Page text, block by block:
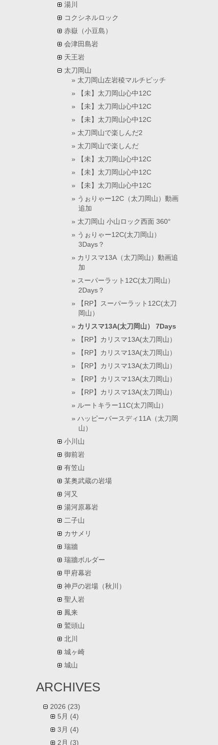
湯川
コクシネルロック
赤嶽（小豆島）
会津田島岩
天王岩
太刀岡山
太刀岡山左岩稜マルチピッチ
【未】太刀岡山心中12C
【未】太刀岡山心中12C
【未】太刀岡山心中12C
太刀岡山で楽しんだ2
太刀岡山で楽しんだ
【未】太刀岡山心中12C
【未】太刀岡山心中12C
【未】太刀岡山心中12C
うぉりゃー12C（太刀岡山）動画
追加
太刀岡山 小山ロック西面 360°
うぉりゃー12C(太刀岡山）
3Days？
カリスマ13A（太刀岡山）動画追
加
スーパーラット12C(太刀岡山）
2Days？
【RP】スーパーラット12C(太刀
岡山）
カリスマ13A(太刀岡山） 7Days
【RP】カリスマ13A(太刀岡山）
【RP】カリスマ13A(太刀岡山）
【RP】カリスマ13A(太刀岡山）
【RP】カリスマ13A(太刀岡山）
【RP】カリスマ13A(太刀岡山）
ルートキラー11C(太刀岡山）
ハッピーバースディ11A（太刀岡
山）
小川山
御前岩
有笠山
某奥武蔵の岩場
河又
湯河原幕岩
二子山
カサメリ
瑞牆
瑞牆ボルダー
甲府幕岩
神戸の岩場（秋川）
聖人岩
鳳来
鷲頭山
北川
城ヶ崎
城山
ARCHIVES
2026 (23)
5月 (4)
3月 (4)
2月 (3)